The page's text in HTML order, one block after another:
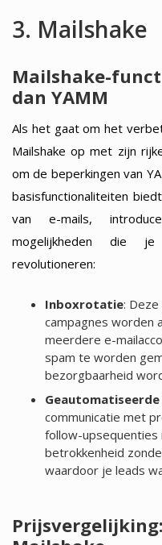
3. Mailshake
Mailshake-
dan YAMM
Als het gaat om het
Mailshake op met zijn
om de beperkingen van
basisfunctionaliteiten
van e-mails,
mogelijkheden die je
revolutioneren:
Inboxrotatie:
campagnes worden
meerdere e-
spam te worden
bezorgbaarheid
communicatie met
follow-
betrokkenheid
waardoor je leads